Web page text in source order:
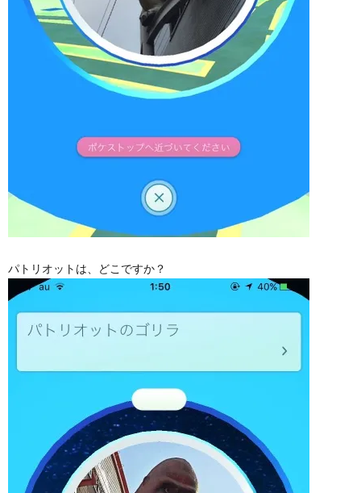
パトリオットは、どこですか？